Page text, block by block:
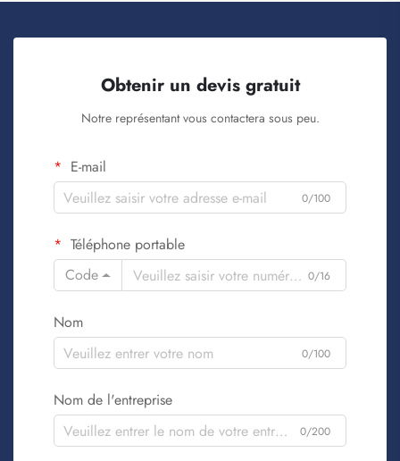
Obtenir un devis gratuit
Notre représentant vous contactera sous peu.
E-mail
0/100
Téléphone portable
Code
0/16
Nom
0/100
Nom de l'entreprise
0/200